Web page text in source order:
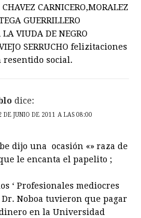
CARNICERO,MORALEZ
GUERRILLERO
VIUDA DE NEGRO
SERRUCHO felizitaciones
resentido social.
dice:
DE JUNIO DE 2011 A LAS 08:00
dijo una ocasión «» raza de
le encanta el papelito ;
‘ Profesionales mediocres
Noboa tuvieron que pagar
en la Universidad